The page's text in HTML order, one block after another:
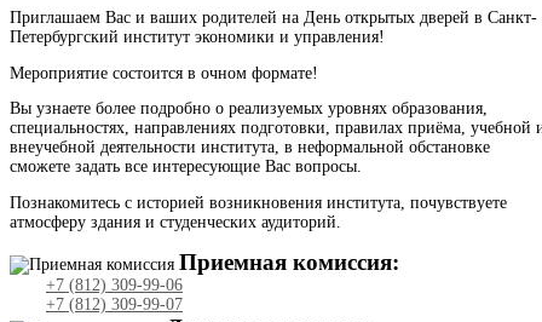
Приглашаем Вас и ваших родителей на День открытых дверей в Санкт-
Петербургский институт экономики и управления!
Мероприятие состоится в очном формате!
Вы узнаете более подробно о реализуемых уровнях образования,
специальностях, направлениях подготовки, правилах приёма, учебной
внеучебной деятельности института, в неформальной обстановке
сможете задать все интересующие Вас вопросы.
Познакомитесь с историей возникновения института, почувствуете
атмосферу здания и студенческих аудиторий.
Приемная комиссия:
+7 (812) 309-99-06
+7 (812) 309-99-07